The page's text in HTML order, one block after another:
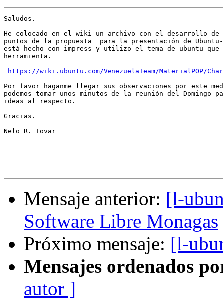
Saludos.
He colocado en el wiki un archivo con el desarrollo
puntos de la propuesta  para la presentación de
está hecho con impress y utilizo el tema de ubuntu
herramienta.
https://wiki.ubuntu.com/VenezuelaTeam/MaterialPOP/
Por favor haganme llegar sus observaciones por este
podemos tomar unos minutos de la reunión del Domingo
ideas al respecto.
Gracias.
Nelo R. Tovar
Mensaje anterior: [l-
Software Libre Monagas
Próximo mensaje: [l-
Mensajes ordenados
autor ]